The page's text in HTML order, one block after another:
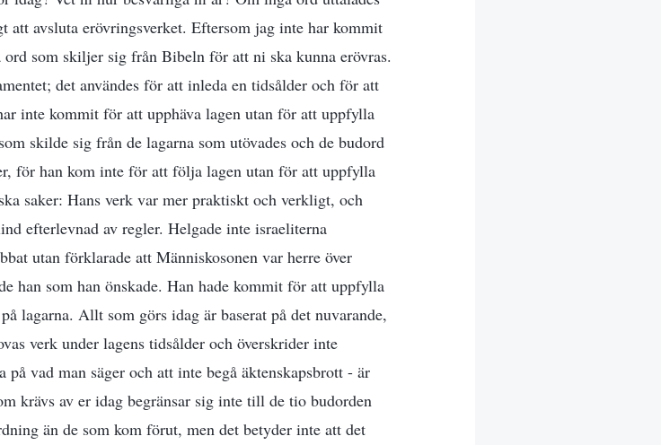
att avsluta erövringsverket. Eftersom jag inte har kommit
som skiljer sig från Bibeln för att ni ska kunna erövras.
det användes för att inleda en tidsålder och för att
inte kommit för att upphäva lagen utan för att uppfylla
skilde sig från de lagarna som utövades och de budord
för han kom inte för att följa lagen utan för att uppfylla
saker: Hans verk var mer praktiskt och verkligt, och
efterlevnad av regler. Helgade inte israeliterna
utan förklarade att Människosonen var herre över
han som han önskade. Han hade kommit för att uppfylla
lagarna. Allt som görs idag är baserat på det nuvarande,
verk under lagens tidsålder och överskrider inte
vad man säger och att inte begå äktenskapsbrott - är
krävs av er idag begränsar sig inte till de tio budorden
än de som kom förut, men det betyder inte att det